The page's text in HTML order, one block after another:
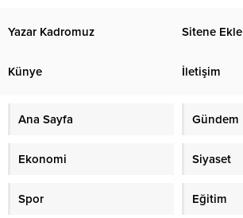
Yazar Kadromuz Sitene Ekle
Künye İletişim
Ana Sayfa Gündem
Ekonomi Siyaset
Spor Eğitim